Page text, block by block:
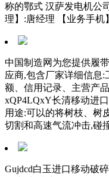
称的鄂式 汉萨发电机公
理】:唐经理 【业务手机
中国制造网为您提供履
应商,包含厂家详细信息
额、信用记录、主营产
xQP4LQxY长清移动进
用途:可以的将树枝、树
切割和高速气流冲击,碰
Gujdcd白玉进口移动破